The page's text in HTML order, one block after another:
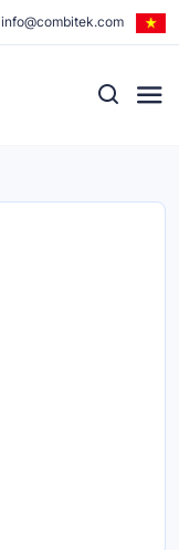
info@combitek.com